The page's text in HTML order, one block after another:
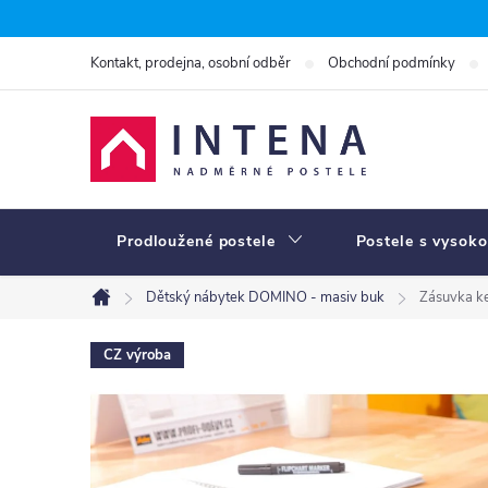
na
Kontakt, prodejna, osobní odběr Obchodní podmínky
Prodloužené postele Postele s
Domů
Dětský nábytek DOMINO - masiv buk Zásuvka
CZ výroba